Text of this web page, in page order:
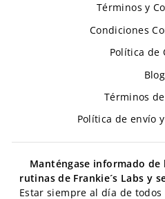
Términos y
Condiciones
Política de
Blog
Términos
Política de envío
Manténgase informado
rutinas de Frankie´s Labs y
Estar siempre al día de